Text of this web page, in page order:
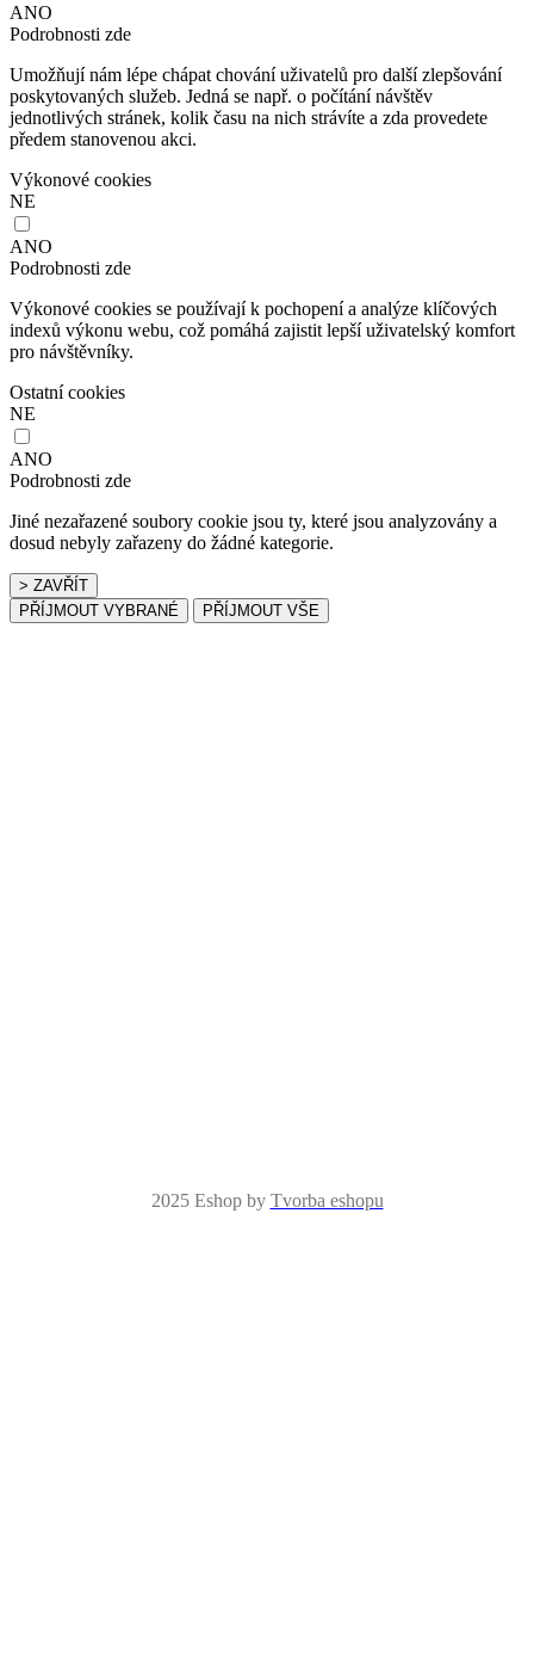
ANO
Podrobnosti zde
Umožňují nám lépe chápat chování uživatelů pro další zlepšování
poskytovaných služeb. Jedná se např. o počítání návštěv
jednotlivých stránek, kolik času na nich strávíte a zda provedete
předem stanovenou akci.
Výkonové cookies
NE
ANO
Podrobnosti zde
Výkonové cookies se používají k pochopení a analýze klíčových
indexů výkonu webu, což pomáhá zajistit lepší uživatelský komfort
pro návštěvníky.
Ostatní cookies
NE
ANO
Podrobnosti zde
Jiné nezařazené soubory cookie jsou ty, které jsou analyzovány a
dosud nebyly zařazeny do žádné kategorie.
> ZAVŘÍT
PŘÍJMOUT VYBRANÉ
PŘÍJMOUT VŠE
2025 Eshop by Tvorba eshopu